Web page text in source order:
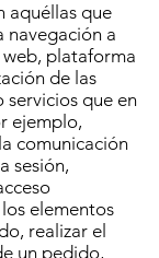
aquéllas que
navegación a
plataforma
de las
servicios que en
ejemplo,
comunicación
sesión,
elementos
realizar el
un pedido,